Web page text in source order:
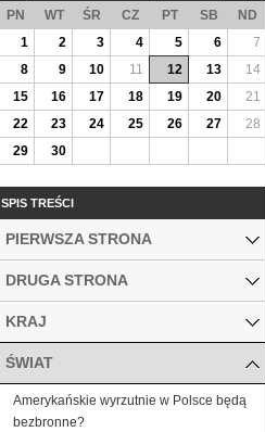
PN WT ŚR CZ PT SB
ND
1
2 3 4 5 6
7
8
9 10 11 12 13
14
15
16 17 18 19 20
21
22
23 24 25 26 27
28
29
30
SPIS TREŚCI
PIERWSZA STRONA
DRUGA STRONA
KRAJ
ŚWIAT
Amerykańskie wyrzutnie w Polsce będą
bezbronne?